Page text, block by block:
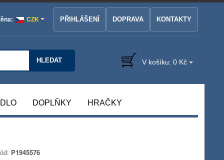
CZK PŘIHLÁŠENÍ DOPRAVA KONTAKTY
HLEDAT V košíku: 0 Kč
DOPLŇKY HRAČKY
P1945576